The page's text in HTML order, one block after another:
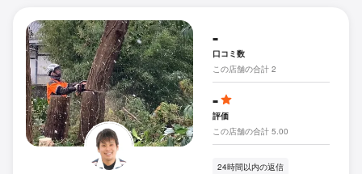
-
口コミ数
この店舗の合計 2
-
評価
この店舗の合計 5.00
24時間以内の返信